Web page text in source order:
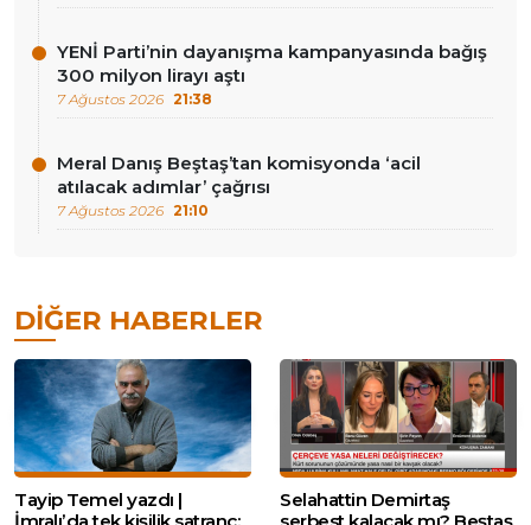
YENİ Parti’nin dayanışma kampanyasında bağış
300 milyon lirayı aştı
7 Ağustos 2026 21:38
Meral Danış Beştaş’tan komisyonda ‘acil
atılacak adımlar’ çağrısı
7 Ağustos 2026 21:10
DIĞER HABERLER
Tayip Temel yazdı |
Selahattin Demirtaş